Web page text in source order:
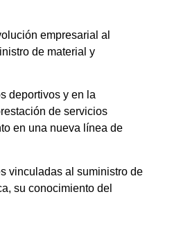
empresarial al
de material y
deportivos y en la
de servicios
en una nueva línea de
vinculadas al suministro de
su conocimiento del